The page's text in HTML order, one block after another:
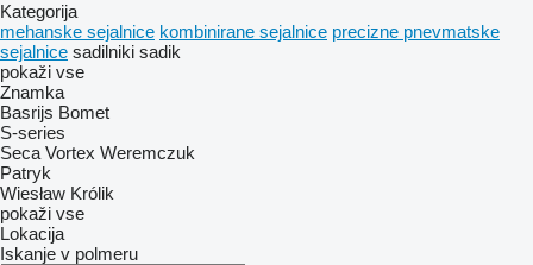
Kategorija
mehanske sejalnice kombinirane sejalnice precizne pnevmatske
sejalnice sadilniki sadik
pokaži vse
Znamka
Basrijs Bomet
S-series
Seca Vortex Weremczuk
Patryk
Wiesław Królik
pokaži vse
Lokacija
Iskanje v polmeru